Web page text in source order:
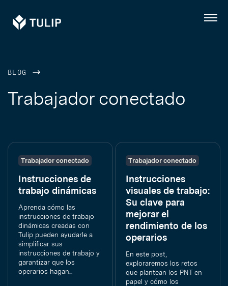
Tulip Menú
BLOG
Trabajador conectado
Trabajador conectado
Instrucciones de
trabajo dinámicas
Aprenda cómo las
instrucciones de trabajo
dinámicas creadas con
Tulip pueden ayudarle a
simplificar sus
instrucciones de trabajo y
garantizar que los
operarios hagan...
Trabajador conectado
Instrucciones
visuales de trabajo:
Su clave para
mejorar el
rendimiento de los
operarios
En este post,
exploraremos los retos
que plantean los PNT en
papel y cómo los